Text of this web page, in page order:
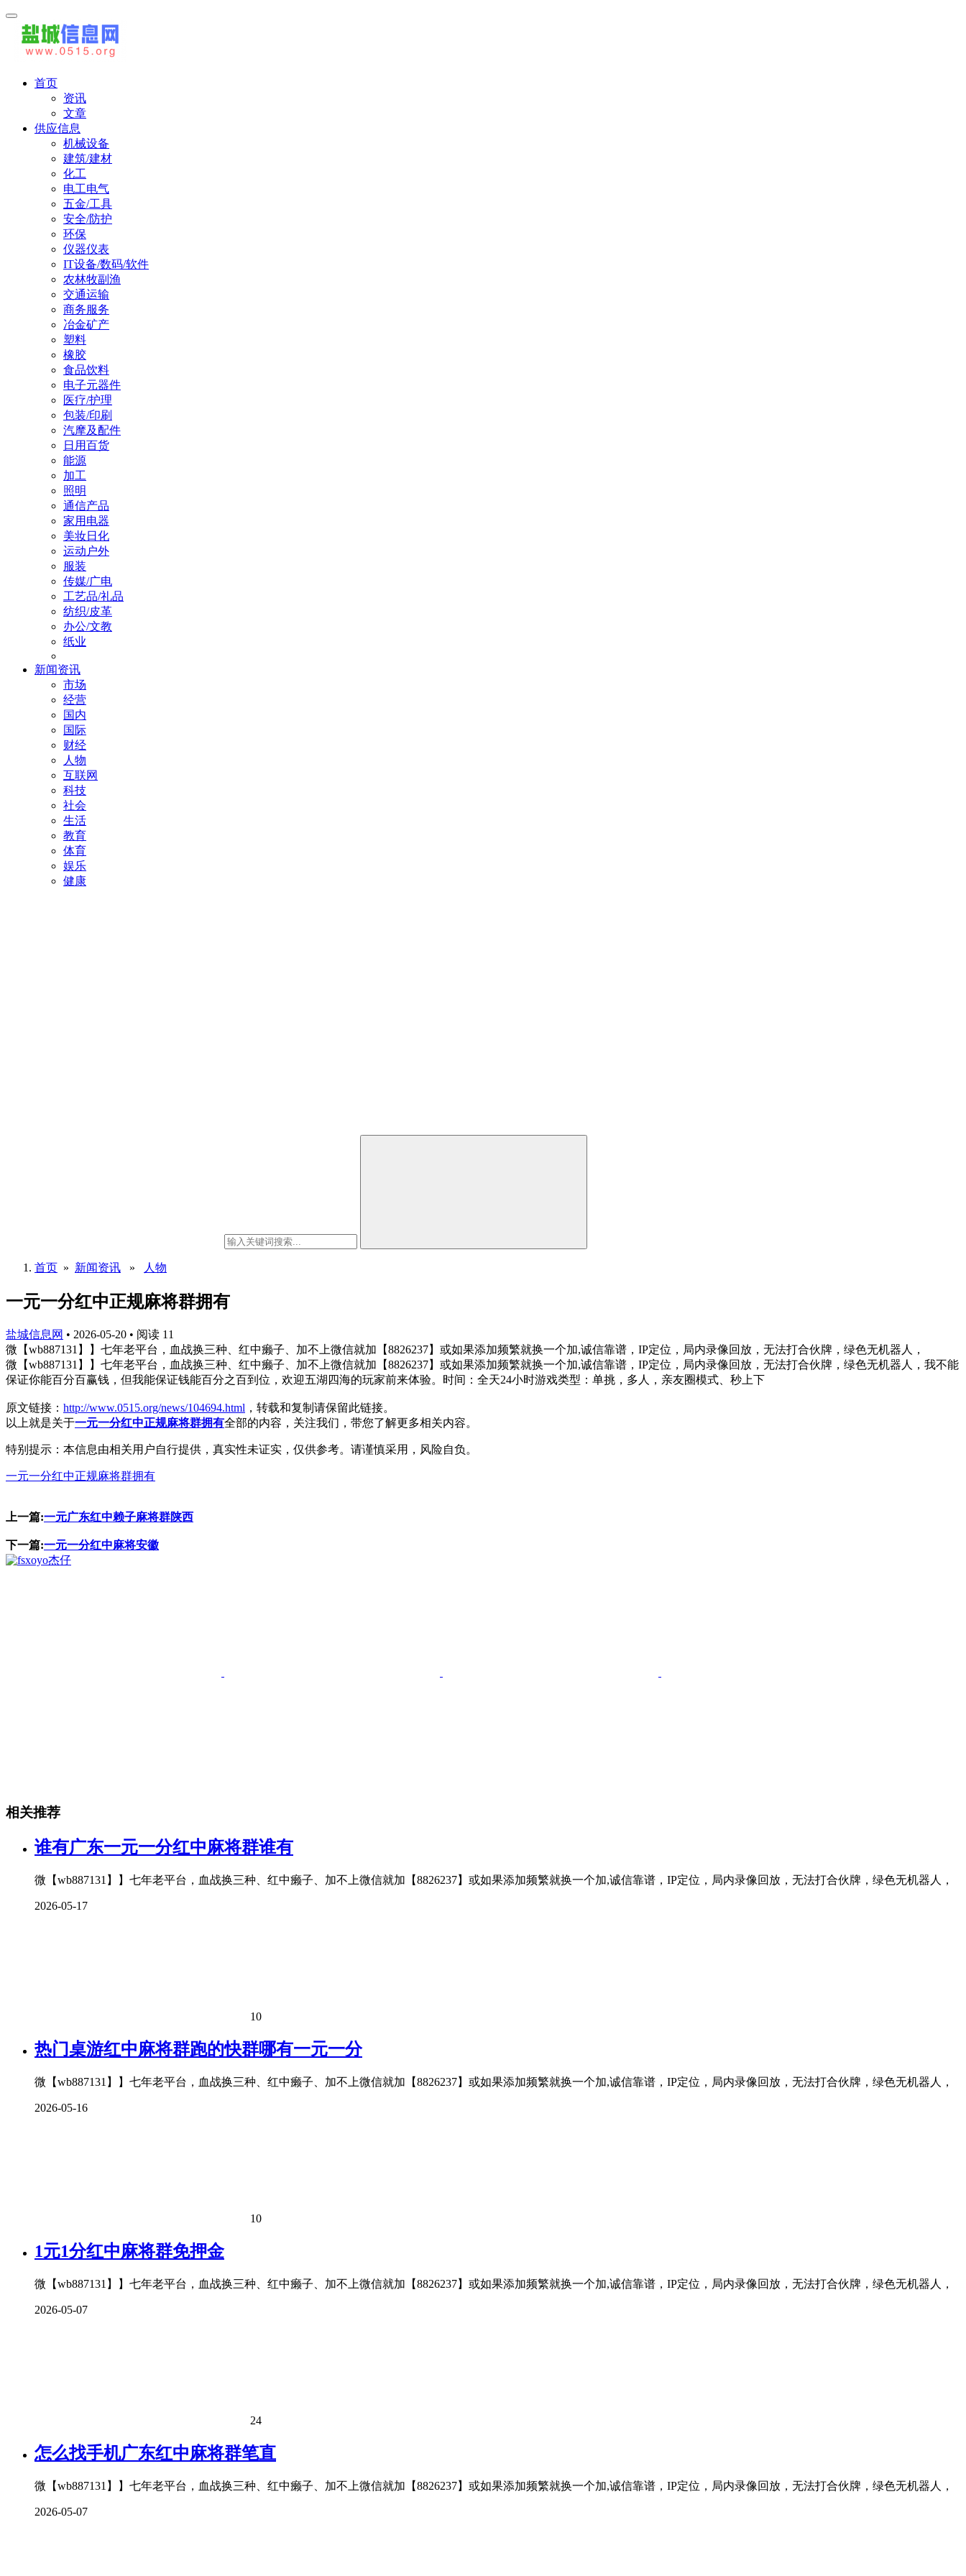
首页
资讯
文章
供应信息
机械设备
建筑/建材
化工
电工电气
五金/工具
安全/防护
环保
仪器仪表
IT设备/数码/软件
农林牧副渔
交通运输
商务服务
冶金矿产
塑料
橡胶
食品饮料
电子元器件
医疗/护理
包装/印刷
汽摩及配件
日用百货
能源
加工
照明
通信产品
家用电器
美妆日化
运动户外
服装
传媒/广电
工艺品/礼品
纺织/皮革
办公/文教
纸业
新闻资讯
市场
经营
国内
国际
财经
人物
互联网
科技
社会
生活
教育
体育
娱乐
健康
首页 » 新闻资讯 » 人物
一元一分红中正规麻将群拥有
盐城信息网 • 2026-05-20 • 阅读 11
微【wb887131】】七年老平台，血战换三种、红中癞子、加不上微信就加【8826237】或如果添加频繁就换一个加,诚信靠谱，IP定位，局内录像回放，无法打合伙牌，绿色无机器人，
微【wb887131】】七年老平台，血战换三种、红中癞子、加不上微信就加【8826237】或如果添加频繁就换一个加,诚信靠谱，IP定位，局内录像回放，无法打合伙牌，绿色无机器人，我不能
保证你能百分百赢钱，但我能保证钱能百分之百到位，欢迎五湖四海的玩家前来体验。时间：全天24小时游戏类型：单挑，多人，亲友圈模式、秒上下
原文链接： http://www.0515.org/news/104694.html ，转载和复制请保留此链接。
以上就是关于一元一分红中正规麻将群拥有全部的内容，关注我们，带您了解更多相关内容。
特别提示：本信息由相关用户自行提供，真实性未证实，仅供参考。请谨慎采用，风险自负。
一元一分红中正规麻将群拥有
上一篇:一元广东红中赖子麻将群陕西
下一篇:一元一分红中麻将安徽
杰仔
相关推荐
谁有广东一元一分红中麻将群谁有
微【wb887131】】七年老平台，血战换三种、红中癞子、加不上微信就加【8826237】或如果添加频繁就换一个加,诚信靠谱，IP定位，局内录像回放，无法打合伙牌，绿色无机器人，
2026-05-17
10
热门桌游红中麻将群跑的快群哪有一元一分
微【wb887131】】七年老平台，血战换三种、红中癞子、加不上微信就加【8826237】或如果添加频繁就换一个加,诚信靠谱，IP定位，局内录像回放，无法打合伙牌，绿色无机器人，
2026-05-16
10
1元1分红中麻将群免押金
微【wb887131】】七年老平台，血战换三种、红中癞子、加不上微信就加【8826237】或如果添加频繁就换一个加,诚信靠谱，IP定位，局内录像回放，无法打合伙牌，绿色无机器人，
2026-05-07
24
怎么找手机广东红中麻将群笔直
微【wb887131】】七年老平台，血战换三种、红中癞子、加不上微信就加【8826237】或如果添加频繁就换一个加,诚信靠谱，IP定位，局内录像回放，无法打合伙牌，绿色无机器人，
2026-05-07